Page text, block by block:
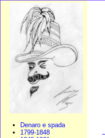
Denaro e spada
1799-1848